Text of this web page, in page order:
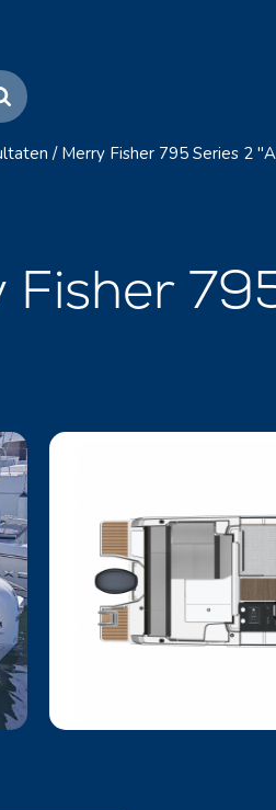
/ Merry Fisher 795 Series 2